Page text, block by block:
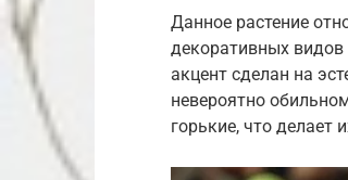
Данное растение
декоративных видов
акцент сделан на
невероятно
горькие, что делает